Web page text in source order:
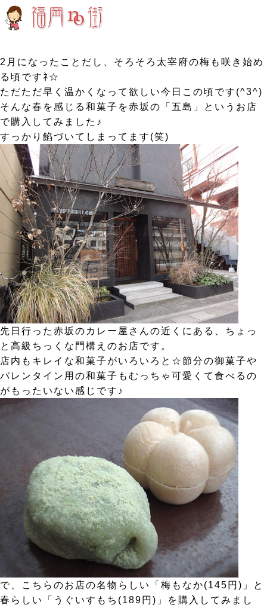
2月になったことだし、そろそろ太宰府の梅も咲き始め
る頃ですﾈ☆
ただただ早く温かくなって欲しい今日この頃です(^3^)
そんな春を感じる和菓子を赤坂の「五島」というお店
で購入してみました♪
すっかり餡づいてしまってます(笑)
先日行った赤坂のカレー屋さんの近くにある、ちょっ
と高級ちっくな門構えのお店です。
店内もキレイな和菓子がいろいろと☆節分の御菓子や
バレンタイン用の和菓子もむっちゃ可愛くて食べるの
がもったいない感じです♪
で、こちらのお店の名物らしい「梅もなか(145円)」と
春らしい「うぐいすもち(189円)」を購入してみまし